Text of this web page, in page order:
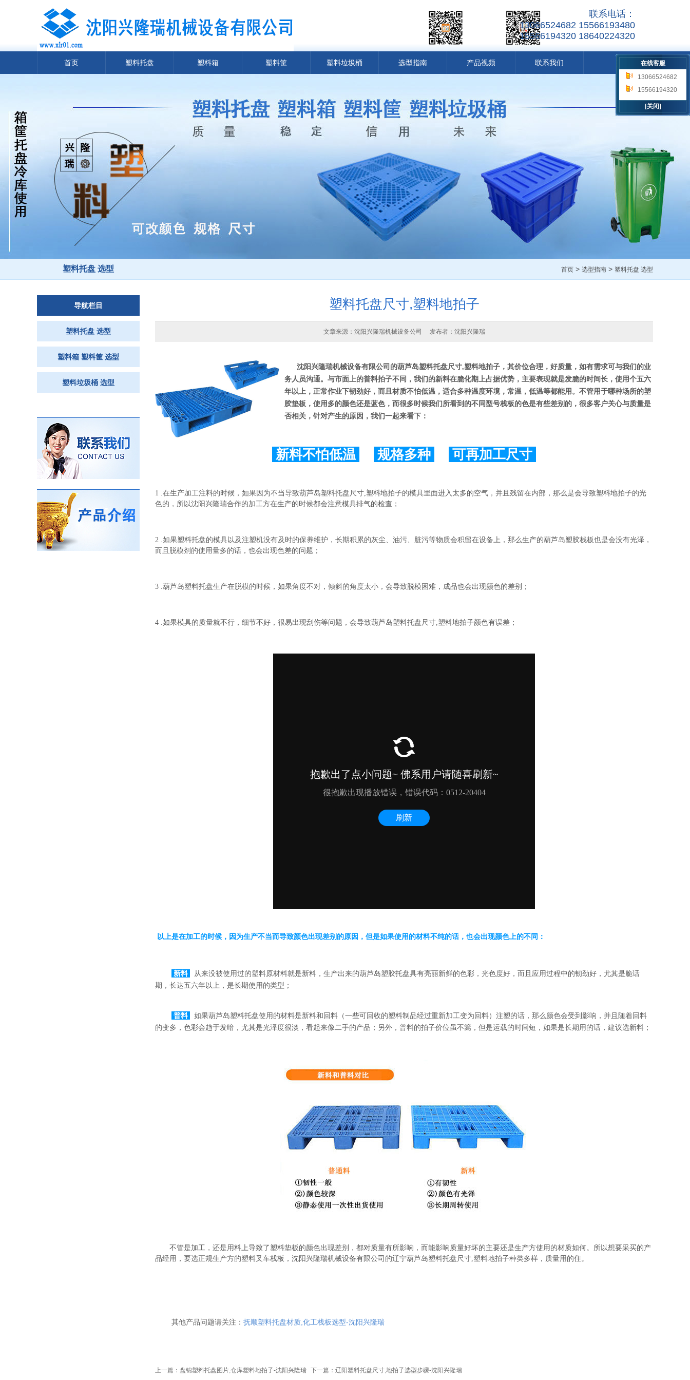
联系电话：
13066524682 15566193480
15566194320 18640224320
首页 塑料托盘 塑料箱 塑料筐 塑料垃圾桶 选型指南 产品视频 联系我们
塑料托盘 选型 首页 > 选型指南 > 塑料托盘 选型
导航栏目
塑料托盘 选型
塑料箱 塑料筐 选型
塑料垃圾桶 选型
塑料托盘尺寸,塑料地拍子
文章来源：沈阳兴隆瑞机械设备公司 发布者：沈阳兴隆瑞
沈阳兴隆瑞机械设备有限公司 的葫芦岛塑料托盘尺寸,塑料地拍子，其价位合理，好质量，如有需求可与我们的业
务人员沟通。与市面上的普料拍子不同，我们的新料在脆化期上占据优势，主要表现就是发脆的时间长，使用个五六
年以上，正常作业下韧劲好，而且材质不怕低温，适合多种温度环境，常温，低温等都能用。不管用于哪种场所的塑
胶垫板，使用多的颜色还是蓝色，而很多时候我们所看到的不同型号栈板的色是有些差别的，很多客户关心与质量是
否相关，针对产生的原因，我们一起来看下：
新料不怕低温 规格多种 可再加工尺寸
1 .在生产加工注料的时候，如果因为不当导致葫芦岛塑料托盘尺寸,塑料地拍子的模具里面进入太多的空气，并且残留在内部，那么是会导致塑料地拍子的光
色的，所以沈阳兴隆瑞合作的加工方在生产的时候都会注意模具排气的检查；
2 .如果塑料托盘的模具以及注塑机没有及时的保养维护，长期积累的灰尘、油污、脏污等物质会积留在设备上，那么生产的葫芦岛塑胶栈板也是会没有光泽，
而且脱模剂的使用量多的话，也会出现色差的问题；
3 .葫芦岛塑料托盘生产在脱模的时候，如果角度不对，倾斜的角度太小，会导致脱模困难，成品也会出现颜色的差别；
4 .如果模具的质量就不行，细节不好，很易出现刮伤等问题，会导致葫芦岛塑料托盘尺寸,塑料地拍子颜色有误差；
以上是在加工的时候，因为生产不当而导致颜色出现差别的原因，但是如果使用的材料不纯的话，也会出现颜色上的不同：
新料
从来没被使用过的塑料原材料就是新料，生产出来的葫芦岛塑胶托盘具有亮丽新鲜的色彩，光色度好，而且应用过程中的韧劲好，尤其是脆话
期，长达五六年以上，是长期使用的类型；
普料
如果葫芦岛塑料托盘使用的材料是新料和回料（一些可回收的塑料制品经过重新加工变为回料）注塑的话，那么颜色会受到影响，并且随着回料
的变多，色彩会趋于发暗，尤其是光泽度很淡，看起来像二手的产品；另外，普料的拍子价位虽不篙，但是运载的时间短，如果是长期用的话，建议选新料；
不管是加工，还是用料上导致了塑料垫板的颜色出现差别，都对质量有所影响，而能影响质量好坏的主要还是生产方使用的材质如何。所以想要采买的产
品经用，要选正规生产方的塑料叉车栈板，沈阳兴隆瑞机械设备有限公司的辽宁葫芦岛塑料托盘尺寸,塑料地拍子种类多样，质量用的住。
其他产品问题请关注： 抚顺塑料托盘材质,化工栈板选型-沈阳兴隆瑞
上一篇：盘锦塑料托盘图片,仓库塑料地拍子-沈阳兴隆瑞 下一篇：辽阳塑料托盘尺寸,地拍子选型步骤-沈阳兴隆瑞
在线客服
13066524682
15566193480
15566194320
18640224320
[关闭]